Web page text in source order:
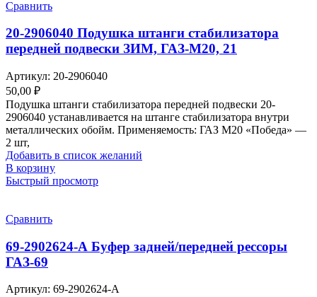
Сравнить
20-2906040 Подушка штанги стабилизатора
передней подвески ЗИМ, ГАЗ-М20, 21
Артикул: 20-2906040
50,00 ₽
Подушка штанги стабилизатора передней подвески 20-
2906040 устанавливается на штанге стабилизатора внутри
металлических обойм. Применяемость: ГАЗ М20 «Победа» —
2 шт,
Добавить в список желаний
В корзину
Быстрый просмотр
Сравнить
69-2902624-А Буфер задней/передней рессоры
ГАЗ-69
Артикул: 69-2902624-А